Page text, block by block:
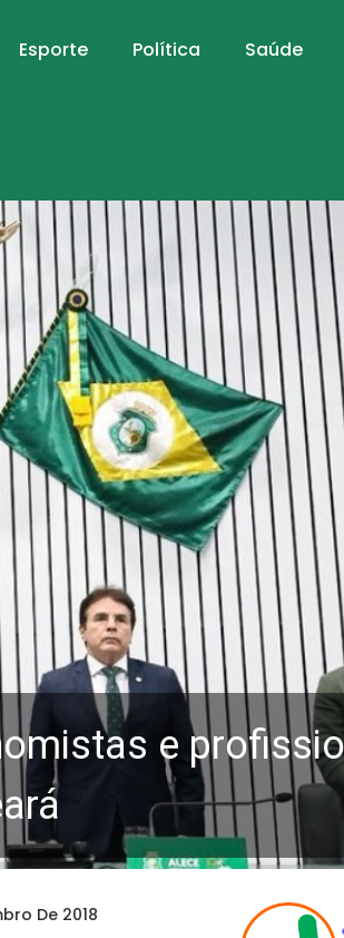
Esporte Política Saúde
e
De 2018